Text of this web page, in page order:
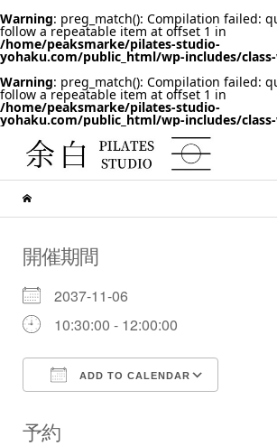
Warning: preg_match(): Compilation failed:
follow a repeatable item at offset 1 in
/home/peaksmarke/pilates-studio-
yohaku.com/public_html/wp-includes/
Warning: preg_match(): Compilation failed:
follow a repeatable item at offset 1 in
/home/peaksmarke/pilates-studio-
yohaku.com/public_html/wp-includes/
開催期間
2037-11-06
10:30:00 - 12:00:00
ADD TO CALENDAR
予約